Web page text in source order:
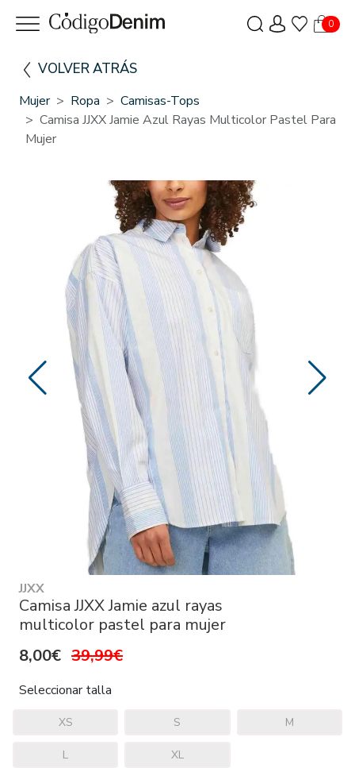
0
VOLVER ATRÁS
Mujer Ropa
Camisas-Tops
Camisa JJXX Jamie Azul Rayas Multicolor Pastel Para
Mujer
JJXX
Camisa JJXX Jamie azul rayas
multicolor pastel para mujer
8,00€ 39,99€
Seleccionar talla
XS S M
L XL